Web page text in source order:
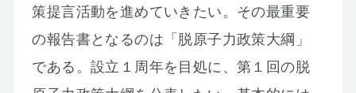
策提言活動を進めていきたい。その最重要
の報告書となるのは「脱原子力政策大綱」
である。設立１周年を目処に、第１回の脱